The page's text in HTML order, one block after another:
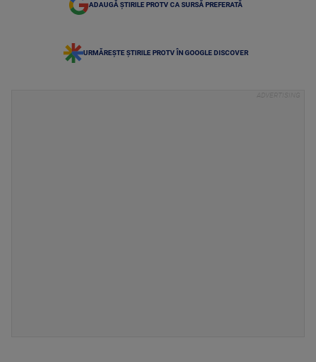
ADAUGĂ ȘTIRILE PROTV CA SURSĂ PREFERATĂ
URMĂREȘTE ȘTIRILE PROTV ÎN GOOGLE DISCOVER